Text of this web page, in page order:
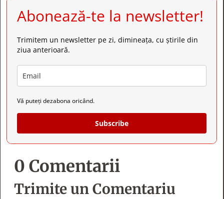
Abonează-te la newsletter!
Trimitem un newsletter pe zi, dimineața, cu știrile din
ziua anterioară.
Vă puteți dezabona oricând.
Subscribe
0 Comentarii
Trimite un Comentariu